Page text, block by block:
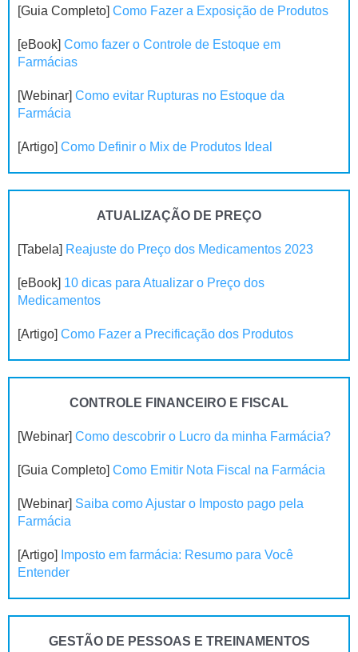
[Guia Completo] Como Fazer a Exposição de Produtos
[eBook] Como fazer o Controle de Estoque em
Farmácias
[Webinar] Como evitar Rupturas no Estoque da
Farmácia
[Artigo] Como Definir o Mix de Produtos Ideal
ATUALIZAÇÃO DE PREÇO
[Tabela] Reajuste do Preço dos Medicamentos 2023
[eBook] 10 dicas para Atualizar o Preço dos
Medicamentos
[Artigo] Como Fazer a Precificação dos Produtos
CONTROLE FINANCEIRO E FISCAL
[Webinar] Como descobrir o Lucro da minha Farmácia?
[Guia Completo] Como Emitir Nota Fiscal na Farmácia
[Webinar] Saiba como Ajustar o Imposto pago pela
Farmácia
[Artigo]
Imposto em farmácia: Resumo para Você
Entender
GESTÃO DE PESSOAS E TREINAMENTOS